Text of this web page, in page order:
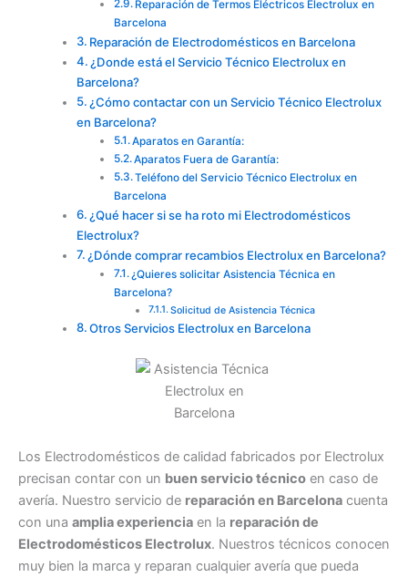
Reparación de Termos Eléctricos Electrolux en
Barcelona
Reparación de Electrodomésticos en Barcelona
¿Donde está el Servicio Técnico Electrolux en
Barcelona?
¿Cómo contactar con un Servicio Técnico Electrolux
en Barcelona?
Aparatos en Garantía:
Aparatos Fuera de Garantía:
Teléfono del Servicio Técnico Electrolux en
Barcelona
¿Qué hacer si se ha roto mi Electrodomésticos
Electrolux?
¿Dónde comprar recambios Electrolux en Barcelona?
¿Quieres solicitar Asistencia Técnica en
Barcelona?
Solicitud de Asistencia Técnica
Otros Servicios Electrolux en Barcelona
Los Electrodomésticos de calidad fabricados por Electrolux
precisan contar con un buen servicio técnico en caso de
avería. Nuestro servicio de reparación en Barcelona cuenta
con una amplia experiencia en la reparación de
Electrodomésticos Electrolux. Nuestros técnicos conocen
muy bien la marca y reparan cualquier avería que pueda